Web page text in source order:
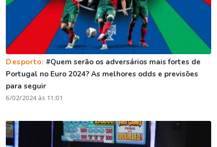
Desporto:#Quem serão os adversários mais fortes de
Portugal no Euro 2024? As melhores odds e previsões
para seguir
6/02/2024 às 11:01